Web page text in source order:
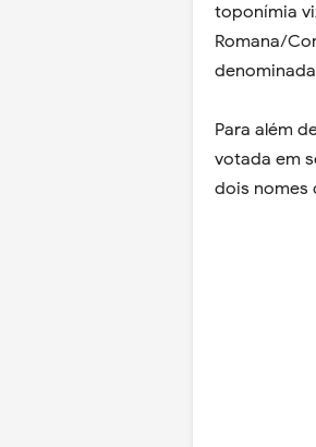
toponímia
Romana/
Para além
votada em
dois nomes